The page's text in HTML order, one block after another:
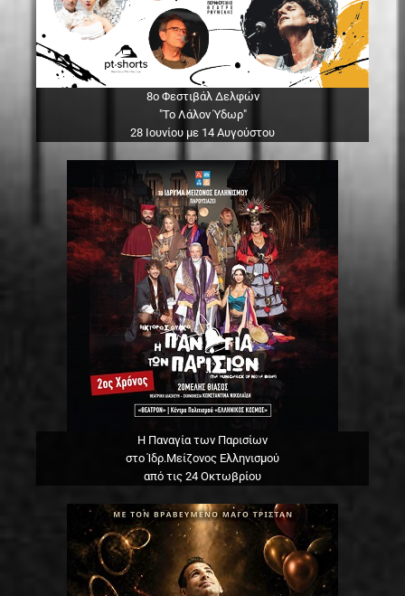
8ο Φεστιβάλ Δελφών
"Το Λάλον Ύδωρ"
28 Ιουνίου με 14 Αυγούστου
Η Παναγία των Παρισίων
στο Ίδρ.Μείζονος Ελληνισμού
από τις 24 Οκτωβρίου